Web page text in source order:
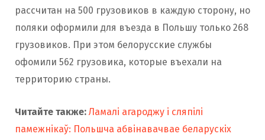
рассчитан на 500 грузовиков в каждую сторону, но
поляки оформили для въезда в Польшу только 268
грузовиков. При этом белорусские службы
офомили 562 грузовика, которые въехали на
территорию страны.
Читайте также: Ламалі агароджу і сляпілі
памежнікаў: Польшча абвінавачвае беларускіх